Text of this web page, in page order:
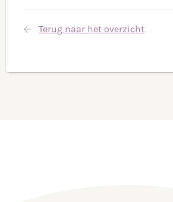
22
Terug naar het overzicht